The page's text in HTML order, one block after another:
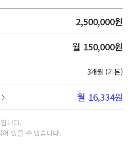
2,500,000원
월 150,000원
3개월 (기본)
월 16,334원
니다.
있을 수 있습니다.